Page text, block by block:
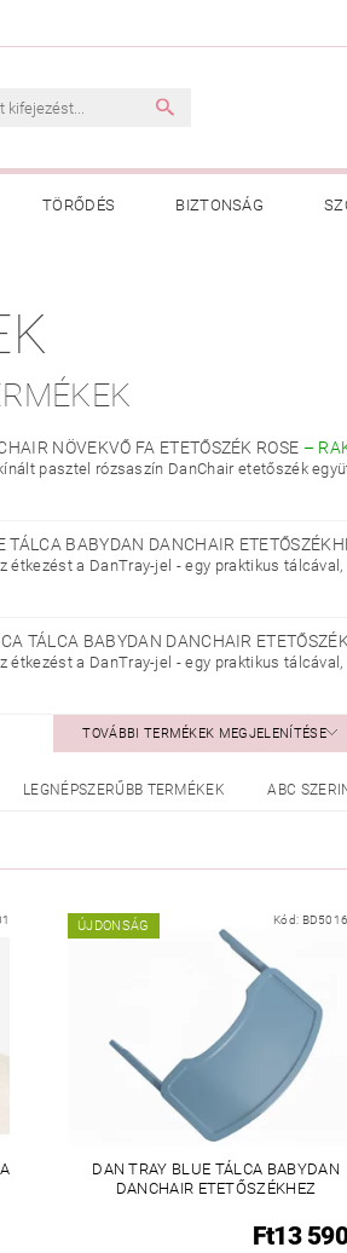
TÖRŐDÉS BIZTONSÁG
NÖVEKVŐ FA ETETŐSZÉK ROSE –
pasztel rózsaszín DanChair etetőszék
TÁLCA BABYDAN DANCHAIR
étkezést a DanTray-jel - egy praktikus tálcával,
TÁLCA BABYDAN DANCHAIR
étkezést a DanTray-jel - egy praktikus tálcával,
TOVÁBBI TERMÉKEK MEGJELENÍTÉSE
LEGNÉPSZERŰBB TERMÉKEK ABC
ÚJDONSÁG Kód:
DAN TRAY BLUE TÁLCA BABYDAN
DANCHAIR ETETŐSZÉKHEZ
Ft13